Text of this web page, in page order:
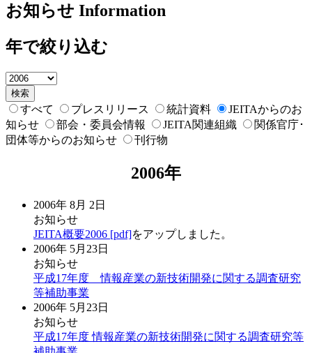
お知らせ Information
年で絞り込む
検索
すべて プレスリリース 統計資料
JEITAからのお
知らせ
部会・委員会情報 JEITA関連組織
関係官庁･
団体等からのお知らせ
刊行物
2006年
2006年 8月 2日
お知らせ
JEITA概要2006 [pdf]をアップしました。
2006年 5月23日
お知らせ
平成17年度 情報産業の新技術開発に関する調査研究
等補助事業
2006年 5月23日
お知らせ
平成17年度 情報産業の新技術開発に関する調査研究等